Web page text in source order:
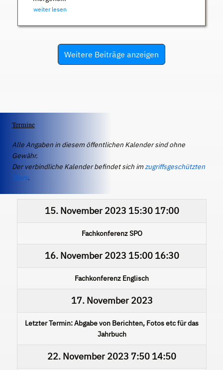
weiter lesen
Weitere Beiträge anzeigen
Termine
Alle Angaben in diesem öffentlichen Kalender sind ohne
Gewähr.
Der verbindliche Kalender befindet sich imzugriffsgeschützten
IServ.
15. November 2023 15:30 17:00
Fachkonferenz SPO
16. November 2023 15:00 16:30
Fachkonferenz Englisch
17. November 2023
Letzter Termin: Abgabe von Berichten, Fotos etc für das
Jahrbuch
22. November 2023 7:50 14:50